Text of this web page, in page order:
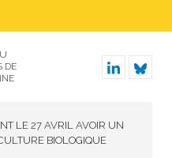
DE
LE 27 AVRIL AVOIR UN
BIOLOGIQUE